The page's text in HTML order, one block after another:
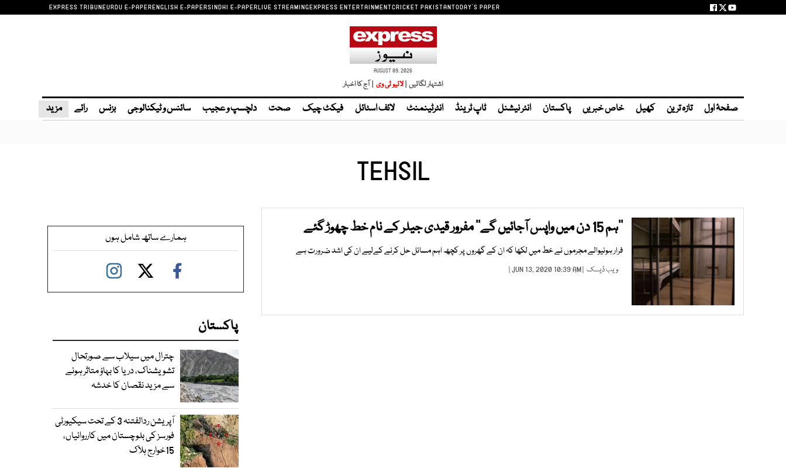
EXPRESS TRIBUNEURDU E-PAPERENGLISH E-PAPERSINDHI E-PAPERLIVE STREAMINGEXPRESS ENTERTAINMENTCRICKET PAKISTANTODAY'S PAPER
AUGUST 09, 2026
اشتہار لگائیں | | آج کا اخبار
صفحۂ اول تازہ ترین کھیل خاص خبریں پاکستان انٹر نیشنل ٹاپ ٹرینڈ انٹرٹینمنٹ لائف اسٹائل فیکٹ چیک صحت دلچسپ و عجیب سائنس و ٹیکنالوجی بزنس رائے مزید
TEHSIL
’’ہم 15 دن میں واپس آجائیں گے‘‘ مفرور قیدی جیلر کے نام خط چھوڑ گئے
فرار ہونیوالے مجرموں نے خط میں لکھا کہ ان کے گھروں پر کچھ اہم مسائل حل کرنے کےلیے ان کی اشد ضرورت ہے
ویب ڈیسک | JUN 13, 2020 10:39 AM |
ہمارے ساتھ شامل ہوں
پاکستان
چترال میں سیلاب سے صورتحال
تشویشناک، دریا کا بہاؤ متاثر ہونے
سے مزید نقصان کا خدشہ
آپریشن ردالفتنہ 3 کے تحت سیکیورٹی
فورسز کی بلوچستان میں کارروائیاں،
15خوارج ہلاک